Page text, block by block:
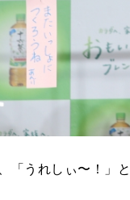
「うれしぃ〜！」